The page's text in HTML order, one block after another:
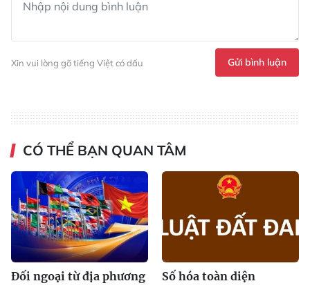
Xin vui lòng gõ tiếng Việt có dấu Gửi bình luận
CÓ THỂ BẠN QUAN TÂM
Đối ngoại từ địa phương Số hóa toàn diện